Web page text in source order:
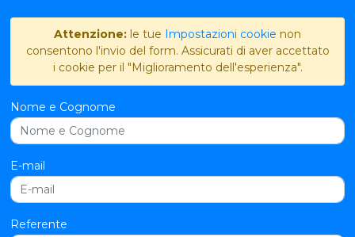
Attenzione: le tue Impostazioni cookie non
consentono l'invio del form. Assicurati di aver accettato
i cookie per il "Miglioramento dell'esperienza".
Nome e Cognome
E-mail
Referente